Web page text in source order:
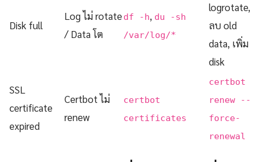
Disk full
Log ไม่ rotate
/ Data โต
df -h, du -sh
/var/log/*
logrotate,
ลบ old
data, เพิ่ม
disk
SSL
certificate
expired
Certbot ไม่
renew
certbot
certificates
certbot
renew --
force-
renewal